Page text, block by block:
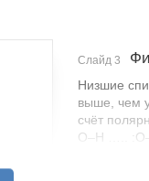
Слайд 3
Низшие
выше, чем
счёт
O–H …..